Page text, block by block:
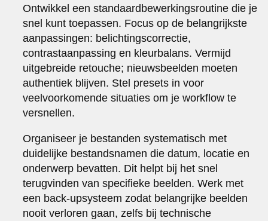
Ontwikkel een standaardbewerkingsroutine die je
snel kunt toepassen. Focus op de belangrijkste
aanpassingen: belichtingscorrectie,
contrastaanpassing en kleurbalans. Vermijd
uitgebreide retouche; nieuwsbeelden moeten
authentiek blijven. Stel presets in voor
veelvoorkomende situaties om je workflow te
versnellen.
Organiseer je bestanden systematisch met
duidelijke bestandsnamen die datum, locatie en
onderwerp bevatten. Dit helpt bij het snel
terugvinden van specifieke beelden. Werk met
een back-upsysteem zodat belangrijke beelden
nooit verloren gaan, zelfs bij technische